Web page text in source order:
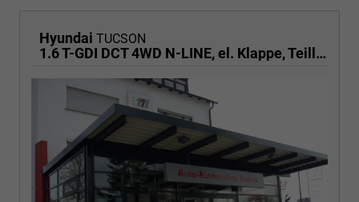
Hyundai TUCSON
1.6 T-GDI DCT 4WD N-LINE, el. Klappe, Teilleder, Navi, Kamera, ACC